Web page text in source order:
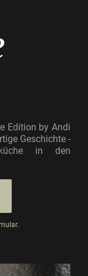
Edition by Andi
Geschichte -
in den